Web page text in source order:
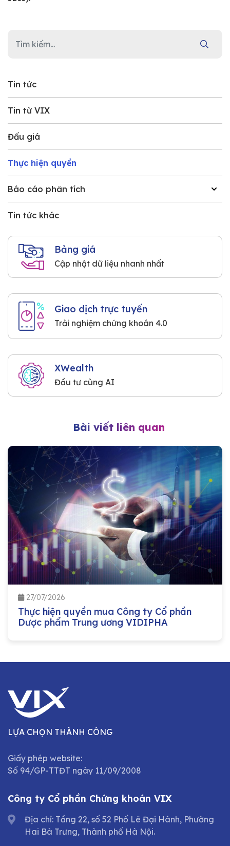
Tin tức
Tin từ VIX
Đấu giá
Thực hiện quyền
Báo cáo phân tích
Tin tức khác
Bảng giá
Cập nhật dữ liệu nhanh nhất
Giao dịch trực tuyến
Trải nghiệm chứng khoán 4.0
XWealth
Đầu tư cùng AI
Bài viết liên quan
27/07/2026
Thực hiện quyền mua Công ty Cổ phần
Dược phẩm Trung ương VIDIPHA
LỰA CHỌN THÀNH CÔNG
Giấy phép website:
Số 94/GP-TTĐT ngày 11/09/2008
Công ty Cổ phần Chứng khoán VIX
Địa chỉ: Tầng 22, số 52 Phố Lê Đại Hành, Phường
Hai Bà Trưng, Thành phố Hà Nội.